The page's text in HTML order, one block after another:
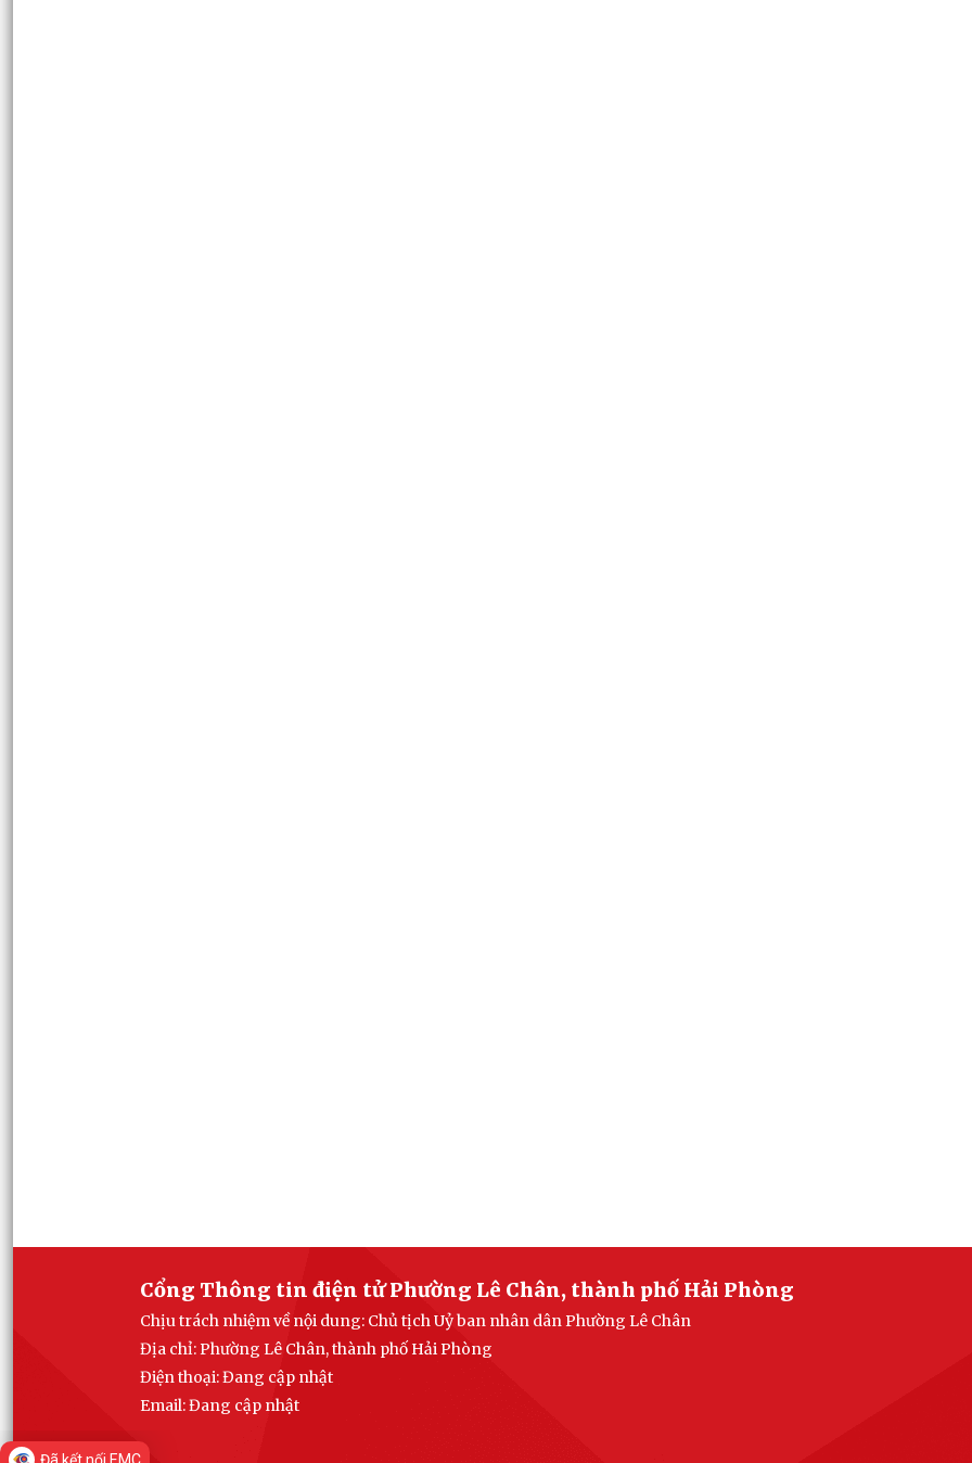
Cổng Thông tin điện tử Phường Lê Chân, thành phố Hải Phòng
Chịu trách nhiệm về nội dung: Chủ tịch Uỷ ban nhân dân Phường Lê Chân
Địa chỉ: Phường Lê Chân, thành phố Hải Phòng
Điện thoại: Đang cập nhật
Email:Đang cập nhật